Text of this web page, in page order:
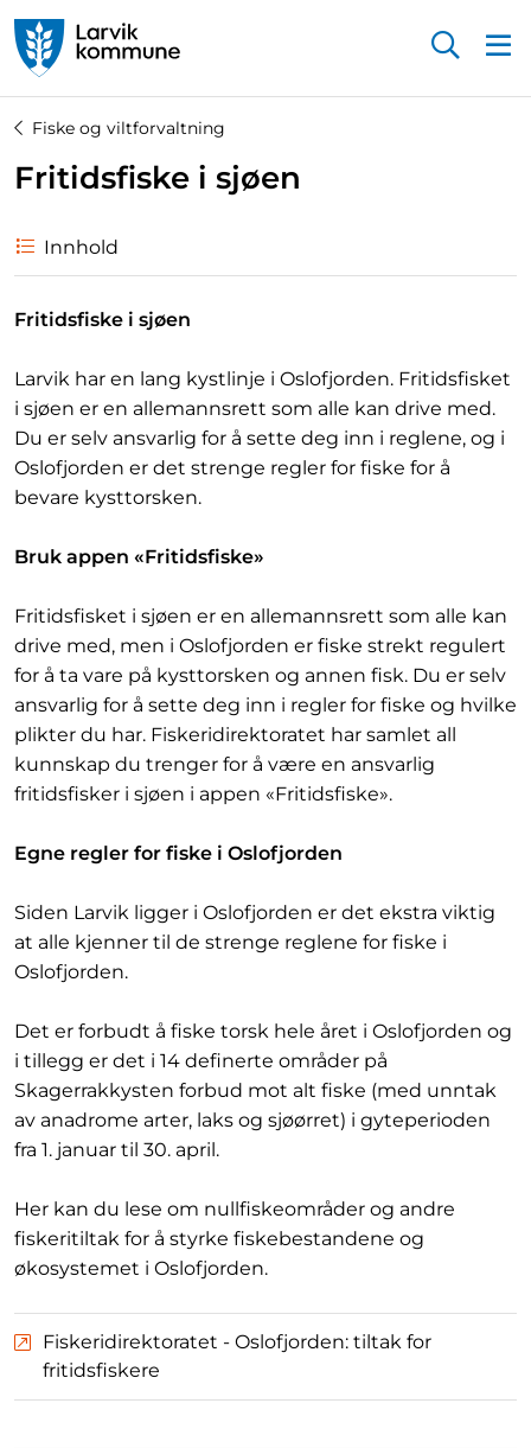
Fiske og viltforvaltning
Fritidsfiske i sjøen
Innhold
Fritidsfiske i sjøen
Larvik har en lang kystlinje i Oslofjorden. Fritidsfisket
i sjøen er en allemannsrett som alle kan drive med.
Du er selv ansvarlig for å sette deg inn i reglene, og i
Oslofjorden er det strenge regler for fiske for å
bevare kysttorsken.
Bruk appen «Fritidsfiske»
Fritidsfisket i sjøen er en allemannsrett som alle kan
drive med, men i Oslofjorden er fiske strekt regulert
for å ta vare på kysttorsken og annen fisk. Du er selv
ansvarlig for å sette deg inn i regler for fiske og hvilke
plikter du har. Fiskeridirektoratet har samlet all
kunnskap du trenger for å være en ansvarlig
fritidsfisker i sjøen i appen «Fritidsfiske».
Egne regler for fiske i Oslofjorden
Siden Larvik ligger i Oslofjorden er det ekstra viktig
at alle kjenner til de strenge reglene for fiske i
Oslofjorden.
Det er forbudt å fiske torsk hele året i Oslofjorden og
i tillegg er det i 14 definerte områder på
Skagerrakkysten forbud mot alt fiske (med unntak
av anadrome arter, laks og sjøørret) i gyteperioden
fra 1. januar til 30. april.
Her kan du lese om nullfiskeområder og andre
fiskeritiltak for å styrke fiskebestandene og
økosystemet i Oslofjorden.
Fiskeridirektoratet - Oslofjorden: tiltak for
fritidsfiskere